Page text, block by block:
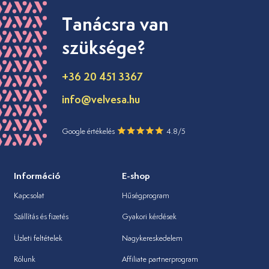
Tanácsra van
szüksége?
+36 20 451 3367
info@velvesa.hu
Google értékelés 4.8/5
Információ
Kapcsolat
Szállítás és fizetés
Üzleti feltételek
Rólunk
E-shop
Hűségprogram
Gyakori kérdések
Nagykereskedelem
Affiliate partnerprogram